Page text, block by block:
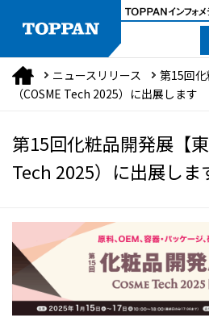
ニュースリリース
第15回化
（COSME Tech 2025）に出展します
第15回化粧品開発展【
Tech 2025）に出展しま